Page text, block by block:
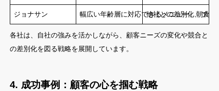
ジョナサン 幅広い年齢層に対応できるメニュー、朝食メ
他社との差別化、ブラ
各社は、自社の強みを活かしながら、顧客ニーズの変化や競合と
の差別化を図る戦略を展開しています。
4. 成功事例：顧客の心を掴む戦略